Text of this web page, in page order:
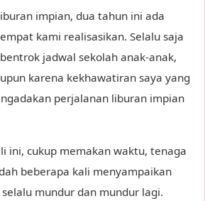
impian, dua tahun ini ada
kami realisasikan. Selalu saja
jadwal sekolah anak-anak,
karena kekhawatiran saya yang
perjalanan liburan impian
ini, cukup memakan waktu, tenaga
beberapa kali menyampaikan
mundur dan mundur lagi.